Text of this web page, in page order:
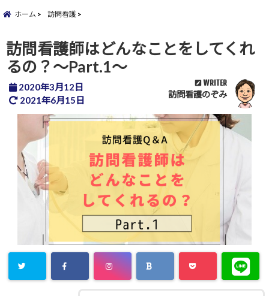
ホーム 訪問看護
訪問看護師はどんなことをしてくれ
るの？〜Part.1〜
2020年3月12日
2021年6月15日
WRITER
訪問看護のぞみ